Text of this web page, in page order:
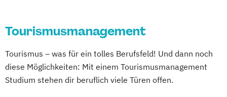
Tourismusmanagement
Tourismus – was für ein tolles Berufsfeld! Und dann noch
diese Möglichkeiten: Mit einem Tourismusmanagement
Studium stehen dir beruflich viele Türen offen.